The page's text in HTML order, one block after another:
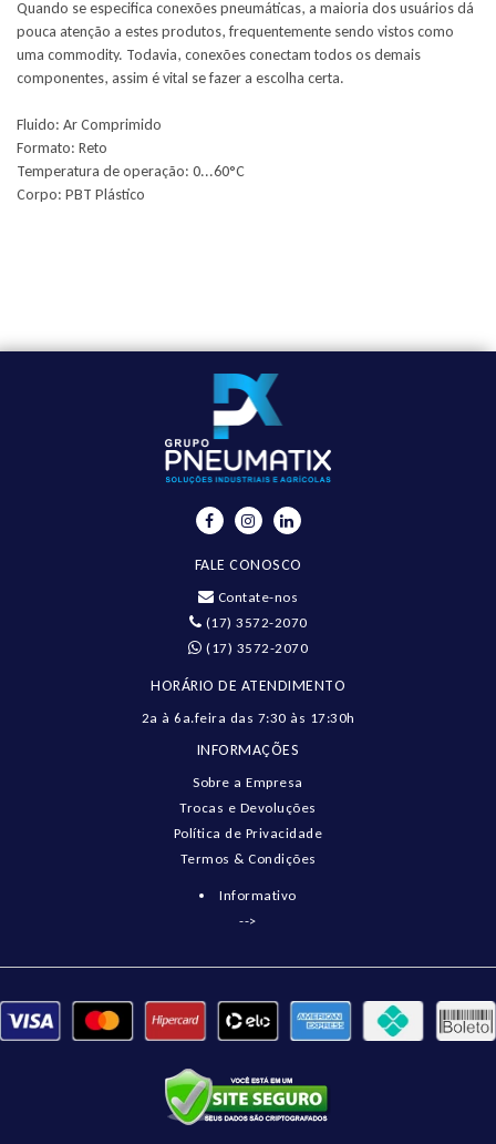
Quando se especifica conexões pneumáticas, a maioria dos usuários dá
pouca atenção a estes produtos, frequentemente sendo vistos como
uma commodity. Todavia, conexões conectam todos os demais
componentes, assim é vital se fazer a escolha certa.
Fluido: Ar Comprimido
Formato: Reto
Temperatura de operação: 0...60°C
Corpo: PBT Plástico
FALE CONOSCO
Contate-nos
(17) 3572-2070
(17) 3572-2070
HORÁRIO DE ATENDIMENTO
2a à 6a.feira das 7:30 às 17:30h
INFORMAÇÕES
Sobre a Empresa
Trocas e Devoluções
Política de Privacidade
Termos & Condições
Informativo
-->